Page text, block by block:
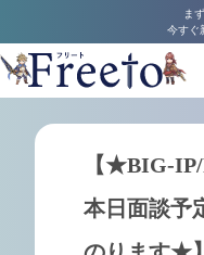
ま
今すぐ
【★BIG-IP/
本日面談予